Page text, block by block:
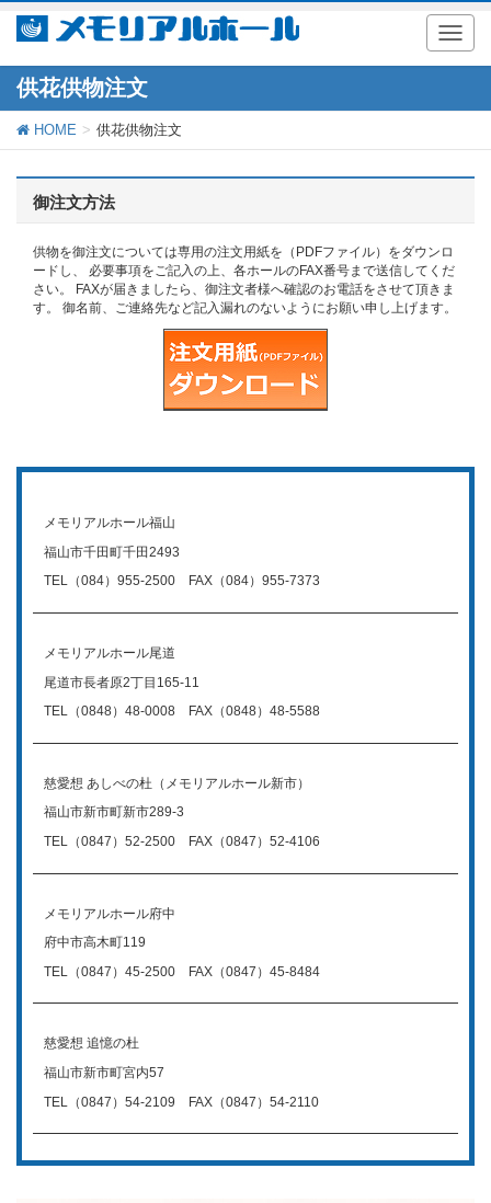
T
o
l
n
a
t
i
供花供物注文
HOME 供花供物注文
御注文方法
供物を御注文については専用の注文用紙を（PDFファイル）をダウンロ
ードし、 必要事項をご記入の上、各ホールのFAX番号まで送信してくだ
さい。 FAXが届きましたら、御注文者様へ確認のお電話をさせて頂きま
す。 御名前、ご連絡先など記入漏れのないようにお願い申し上げます。
メモリアルホール福山
福山市千田町千田2493
TEL（084）955-2500 FAX（084）955-7373
メモリアルホール尾道
尾道市長者原2丁目165-11
TEL（0848）48-0008 FAX（0848）48-5588
慈愛想 あしべの杜（メモリアルホール新市）
福山市新市町新市289-3
TEL（0847）52-2500 FAX（0847）52-4106
メモリアルホール府中
府中市高木町119
TEL（0847）45-2500 FAX（0847）45-8484
慈愛想 追憶の杜
福山市新市町宮内57
TEL（0847）54-2109 FAX（0847）54-2110